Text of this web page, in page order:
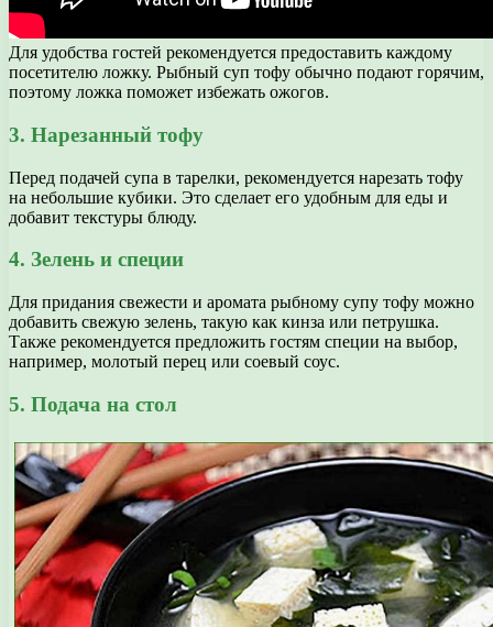
Для удобства гостей рекомендуется предоставить каждому
посетителю ложку. Рыбный суп тофу обычно подают горячим,
поэтому ложка поможет избежать ожогов.
3. Нарезанный тофу
Перед подачей супа в тарелки, рекомендуется нарезать тофу
на небольшие кубики. Это сделает его удобным для еды и
добавит текстуры блюду.
4. Зелень и специи
Для придания свежести и аромата рыбному супу тофу можно
добавить свежую зелень, такую как кинза или петрушка.
Также рекомендуется предложить гостям специи на выбор,
например, молотый перец или соевый соус.
5. Подача на стол